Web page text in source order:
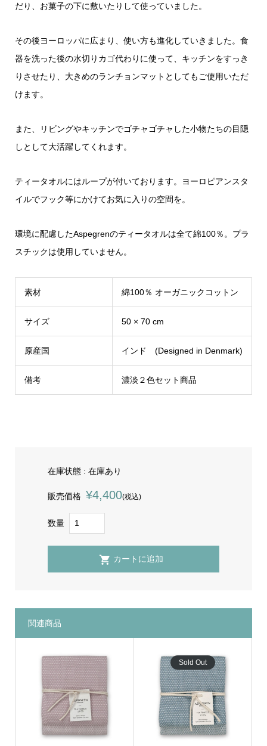
だり、お菓子の下に敷いたりして使っていました。
その後ヨーロッパに広まり、使い方も進化していきました。食
器を洗った後の水切りカゴ代わりに使って、キッチンをすっき
りさせたり、大きめのランチョンマットとしてもご使用いただ
けます。
また、リビングやキッチンでゴチャゴチャした小物たちの目隠
しとして大活躍してくれます。
ティータオルにはループが付いております。ヨーロピアンスタ
イルでフック等にかけてお気に入りの空間を。
環境に配慮したAspegrenのティータオルは全て綿100％。プラ
スチックは使用していません。
素材 綿100％ オーガニックコットン
サイズ 50 × 70 cm
原産国 インド (Designed in Denmark)
備考 濃淡２色セット商品
在庫状態 : 在庫あり
販売価格 ¥4,400(税込)
数量
関連商品
Sold Out